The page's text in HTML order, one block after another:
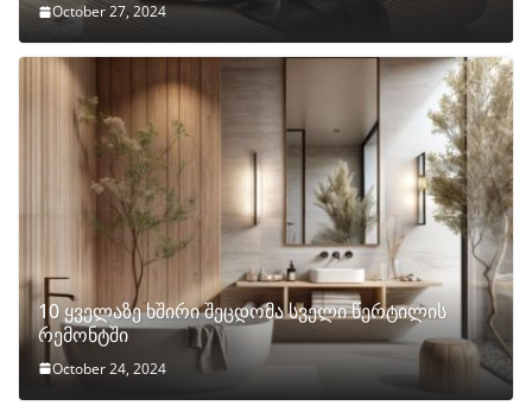
October 27, 2024
10 ყველაზე ხშირი შეცდომა სველი წერტილის
რემონტში
October 24, 2024